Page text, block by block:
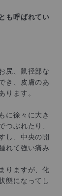
も呼ばれてい
尻、鼠径部な
き、皮膚のあ
ります。
に徐々に大き
つぶれたり、
し、中央の開
れて強い痛み
りますが、化
態になってし